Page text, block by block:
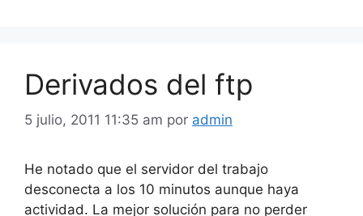
Derivados del ftp
5 julio, 2011 11:35 am por admin
He notado que el servidor del trabajo
desconecta a los 10 minutos aunque haya
actividad. La mejor solución para no perder